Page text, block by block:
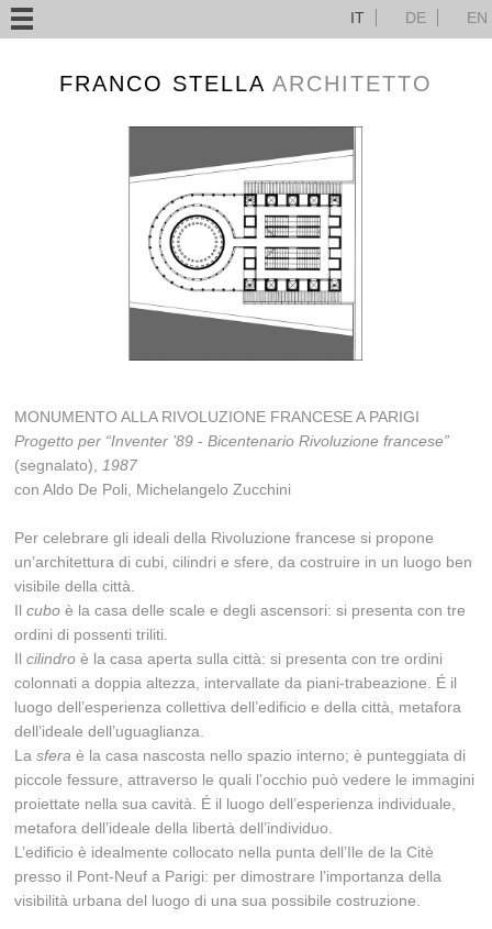
IT DE EN
FRANCO STELLA ARCHITETTO
MONUMENTO ALLA RIVOLUZIONE FRANCESE A PARIGI
Progetto per “Inventer ’89 -Bicentenario Rivoluzione francese”
(segnalato), 1987
con Aldo De Poli, Michelangelo Zucchini
Per celebrare gli ideali della Rivoluzione francese si propone
un’architettura di cubi, cilindri e sfere, da costruire in un luogo ben
visibile della città.
Ilcubo è la casa delle scale e degli ascensori: si presenta con tre
ordini di possenti triliti.
Ilcilindro è la casa aperta sulla città: si presenta con tre ordini
colonnati a doppia altezza, intervallate da piani-trabeazione. É il
luogo dell’esperienza collettiva dell’edificio e della città, metafora
dell’ideale dell’uguaglianza.
Lasfera è la casa nascosta nello spazio interno; è punteggiata di
piccole fessure, attraverso le quali l’occhio può vedere le immagini
proiettate nella sua cavità. É il luogo dell’esperienza individuale,
metafora dell’ideale della libertà dell’individuo.
L’edificio è idealmente collocato nella punta dell’Ile de la Citè
presso il Pont-Neuf a Parigi: per dimostrare l’importanza della
visibilità urbana del luogo di una sua possibile costruzione.